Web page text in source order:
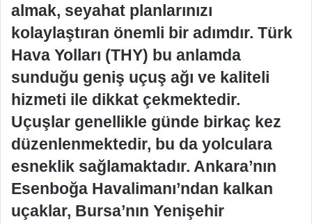
almak, seyahat planlarınızı
kolaylaştıran önemli bir adımdır. Türk
Hava Yolları (THY) bu anlamda
sunduğu geniş uçuş ağı ve kaliteli
hizmeti ile dikkat çekmektedir.
Uçuşlar genellikle günde birkaç kez
düzenlenmektedir, bu da yolculara
esneklik sağlamaktadır. Ankara’nın
Esenboğa Havalimanı’ndan kalkan
uçaklar, Bursa’nın Yenişehir